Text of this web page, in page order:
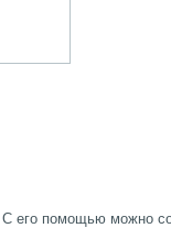
С его помощью можно